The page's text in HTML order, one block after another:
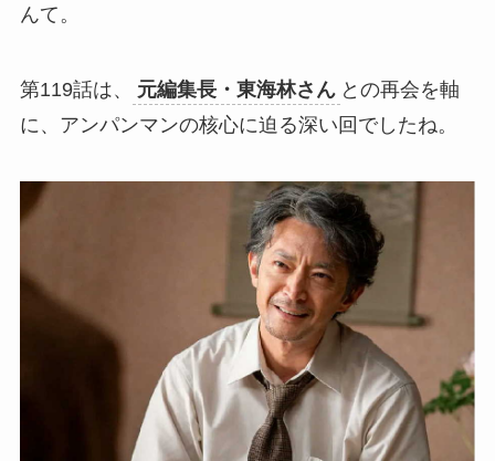
んて。
第119話は、 元編集長・東海林さん との再会を軸
に、アンパンマンの核心に迫る深い回でしたね。